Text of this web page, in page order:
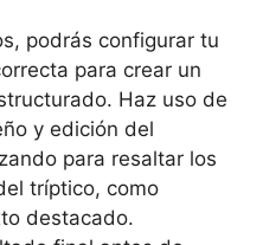
podrás configurar tu
para crear un
Haz uso de
y edición del
para resaltar los
tríptico, como
destacado.